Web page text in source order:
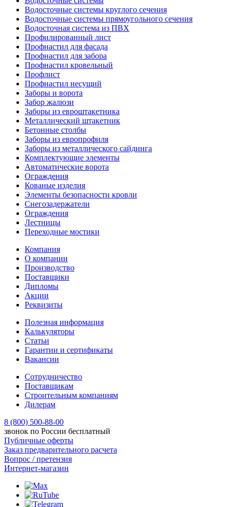
Водосточные системы круглого сечения
Водосточные системы прямоугольного сечения
Водосточная система из ПВХ
Профилированный лист
Профнастил для фасада
Профнастил для забора
Профнастил кровельный
Профлист
Профнастил несущий
Заборы и ворота
Забор жалюзи
Заборы из евроштакетника
Металлический штакетник
Бетонные столбы
Заборы из европрофиля
Заборы из металлического сайдинга
Комплектующие элементы
Автоматические ворота
Ограждения
Кованые изделия
Элементы безопасности кровли
Снегозадержатели
Ограждения
Лестницы
Переходные мостики
Компания
О компании
Производство
Поставщики
Дипломы
Акции
Реквизиты
Полезная информация
Калькуляторы
Статьи
Гарантии и сертификаты
Вакансии
Сотрудничество
Поставщикам
Строительным компаниям
Дилерам
8 (800) 500-88-00
звонок по России бесплатный
Публичные оферты
Заказ предварительного расчета
Вопрос / претензия
Интернет-магазин